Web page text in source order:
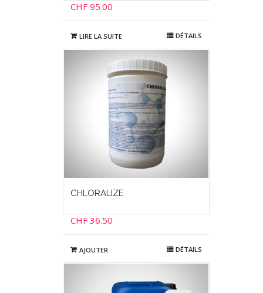
CHF95.00
LIRE LA SUITE DÉTAILS
CHLORALIZE
CHF36.50
AJOUTER DÉTAILS